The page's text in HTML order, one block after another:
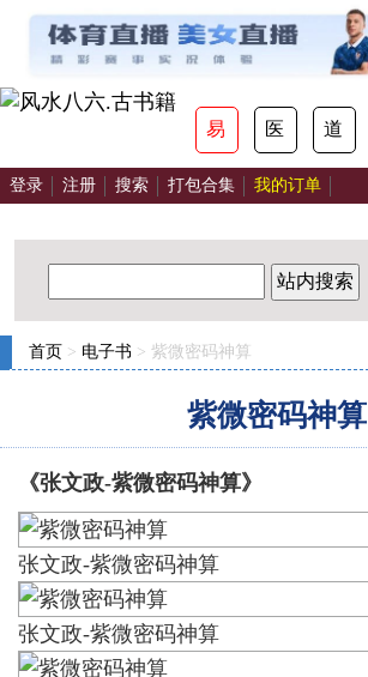
易 医 道
登录 注册 搜索 打包合集 我的订单
站内搜索
首页 > 电子书 > 紫微密码神算
紫微密码神算
《张文政-紫微密码神算》
张文政-紫微密码神算
张文政-紫微密码神算